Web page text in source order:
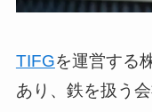
TIFGを運営する
あり、鉄を扱う会